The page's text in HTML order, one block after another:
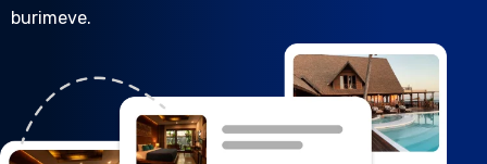
PMS - Program Hoteli
Booking Engine
Hostelet
Mikpritja
B&B dhe Bujtina
Të Gjitha Burimet
Mjetet & Udhëzimet
Mbështetje për Klientët
Kompania
Rreth Nesh
Rreth Nesh
Kërkoni një Demo
burimeve.